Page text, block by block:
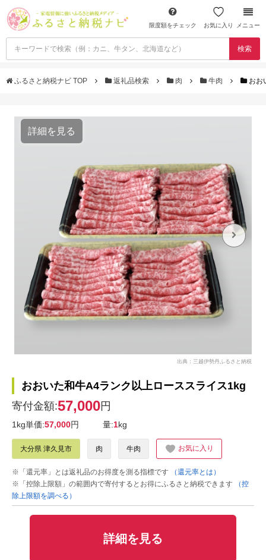
限度額をチェック お気に入り メニュー
検索
ふるさと納税ナビ TOP 返礼品検索 肉 牛肉 おお
詳細を見る
出典：三越伊勢丹ふるさと納税
おおいた和牛A4ランク以上ローススライス1kg
寄付金額:57,000円
1kg単価:57,000円 量:1kg
大分県 津久見市 肉 牛肉 お気に入り
※「還元率」とは返礼品のお得度を測る指標です
（還元率とは）
※「控除上限額」の範囲内で寄付するとお得にふるさと納税できます
（控
除上限額を調べる）
詳細を見る